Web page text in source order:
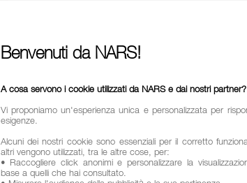
Varianti
TONI
Benvenuti da NARS!
A cosa servono i cookie utilizzati da NARS e dai nostri partner?
Vi proponiamo un'esperienza unica e personalizzata per
esigenze.
Alcuni dei nostri cookie sono essenziali per il corretto
altri vengono utilizzati, tra le altre cose, per:
• Raccogliere click anonimi e personalizzare la
base a quelli che hai consultato.